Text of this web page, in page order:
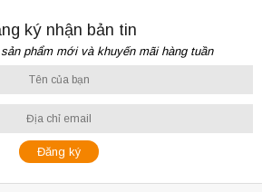
ký nhận bản tin
phẩm mới và khuyến mãi hàng tuần